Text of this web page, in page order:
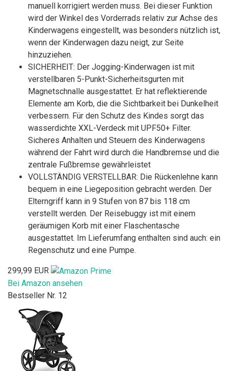
manuell korrigiert werden muss. Bei dieser Funktion
wird der Winkel des Vorderrads relativ zur Achse des
Kinderwagens eingestellt, was besonders nützlich ist,
wenn der Kinderwagen dazu neigt, zur Seite
hinzuziehen.
SICHERHEIT: Der Jogging-Kinderwagen ist mit
verstellbaren 5-Punkt-Sicherheitsgurten mit
Magnetschnalle ausgestattet. Er hat reflektierende
Elemente am Korb, die die Sichtbarkeit bei Dunkelheit
verbessern. Für den Schutz des Kindes sorgt das
wasserdichte XXL-Verdeck mit UPF50+ Filter.
Sicheres Anhalten und Steuern des Kinderwagens
während der Fahrt wird durch die Handbremse und die
zentrale Fußbremse gewährleistet
VOLLSTÄNDIG VERSTELLBAR: Die Rückenlehne kann
bequem in eine Liegeposition gebracht werden. Der
Elterngriff kann in 9 Stufen von 87 bis 118 cm
verstellt werden. Der Reisebuggy ist mit einem
geräumigen Korb mit einer Flaschentasche
ausgestattet. Im Lieferumfang enthalten sind auch: ein
Regenschutz und eine Pumpe.
299,99 EUR
Bei Amazon ansehen
Bestseller Nr. 12